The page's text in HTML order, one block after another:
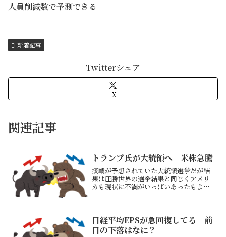
人員削減数で予測できる
新着記事
Twitterシェア
X
関連記事
トランプ氏が大統領へ 米株急騰
接戦が予想されていた大統領選挙だが結
果は圧勝世界の選挙結果と同じくアメリ
カも現状に不満がいっぱいあったもよう
で日経平均は爆上げしたで...
日経平均EPSが急回復してる 前
日の下落はなに？